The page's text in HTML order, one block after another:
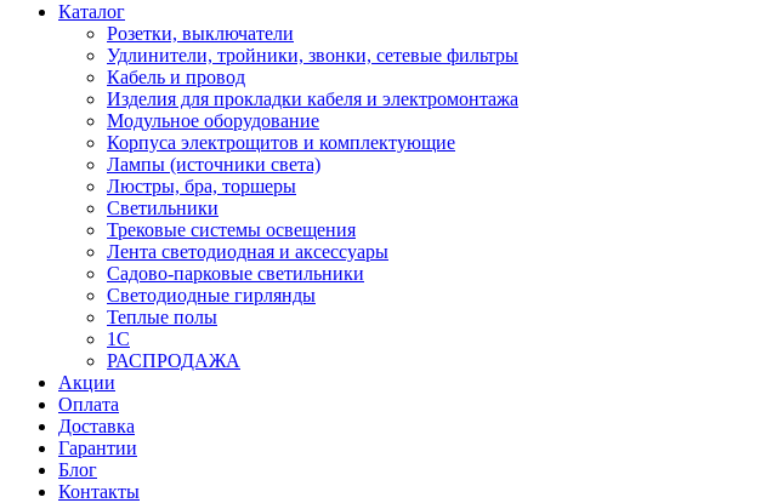
Каталог
Розетки, выключатели
Удлинители, тройники, звонки, сетевые фильтры
Кабель и провод
Изделия для прокладки кабеля и электромонтажа
Модульное оборудование
Корпуса электрощитов и комплектующие
Лампы (источники света)
Люстры, бра, торшеры
Светильники
Трековые системы освещения
Лента светодиодная и аксессуары
Садово-парковые светильники
Светодиодные гирлянды
Теплые полы
1С
РАСПРОДАЖА
Акции
Оплата
Доставка
Гарантии
Блог
Контакты